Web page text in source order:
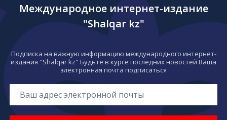
Международное интернет-издание
"Shalqar kz"
Подписка на важную информацию международного интернет-
издания "Shalqar kz" Будьте в курсе последних новостей Ваша
электронная почта подписаться